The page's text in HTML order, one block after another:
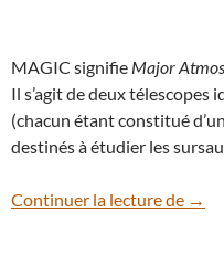
MAGIC signifie Major
Il s’agit de deux télescopes
(chacun étant constitué
destinés à étudier les
Continuer la lecture de Le
→